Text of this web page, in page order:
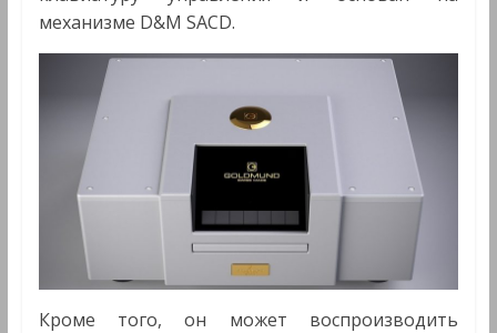
механизме D&M SACD.
Кроме того, он может воспроизводить